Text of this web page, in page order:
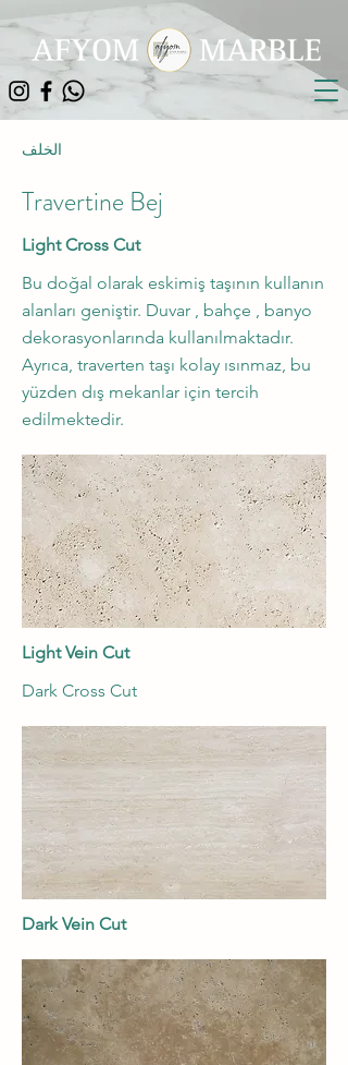
الخلف
Travertine Bej
Light Cross Cut
Bu doğal olarak eskimiş taşının kullanın
alanları geniştir. Duvar , bahçe , banyo
dekorasyonlarında kullanılmaktadır.
Ayrıca, traverten taşı kolay ısınmaz, bu
yüzden dış mekanlar için tercih
edilmektedir.
Light Vein Cut
Dark Cross Cut
Dark Vein Cut